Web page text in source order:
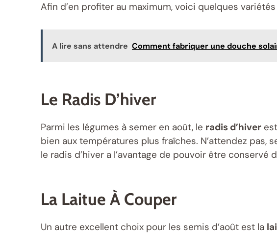
Afin d’en profiter au maximum, voici quelques
A lire sans attendre Comment fabriquer une douche
Le Radis D’hiver
Parmi les légumes à semer en août, le radis d’hiver
bien aux températures plus fraîches. N’attendez
le radis d’hiver a l’avantage de pouvoir être
La Laitue À Couper
Un autre excellent choix pour les semis d’août est la